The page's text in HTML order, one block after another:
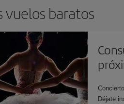
vuelos baratos
Déjate